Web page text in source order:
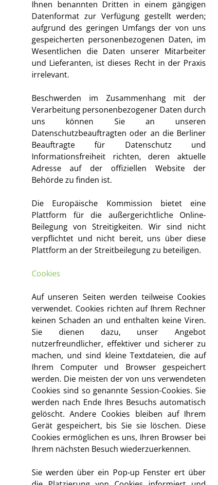
Ihnen benannten Dritten in einem gängigen
Datenformat zur Verfügung gestellt werden;
aufgrund des geringen Umfangs der von uns
gespeicherten personenbezogenen Daten, im
Wesentlichen die Daten unserer Mitarbeiter
und Lieferanten, ist dieses Recht in der Praxis
irrelevant.
Beschwerden im Zusammenhang mit der
Verarbeitung personenbezogener Daten durch
uns können Sie an unseren
Datenschutzbeauftragten oder an die Berliner
Beauftragte für Datenschutz und
Informationsfreiheit richten, deren aktuelle
Adresse auf der offiziellen Website der
Behörde zu finden ist.
Die Europäische Kommission bietet eine
Plattform für die außergerichtliche Online-
Beilegung von Streitigkeiten. Wir sind nicht
verpflichtet und nicht bereit, uns über diese
Plattform an der Streitbeilegung zu beteiligen.
Cookies
Auf unseren Seiten werden teilweise Cookies
verwendet. Cookies richten auf Ihrem Rechner
keinen Schaden an und enthalten keine Viren.
Sie dienen dazu, unser Angebot
nutzerfreundlicher, effektiver und sicherer zu
machen, und sind kleine Textdateien, die auf
Ihrem Computer und Browser gespeichert
werden. Die meisten der von uns verwendeten
Cookies sind so genannte Session-Cookies. Sie
werden nach Ende Ihres Besuchs automatisch
gelöscht. Andere Cookies bleiben auf Ihrem
Gerät gespeichert, bis Sie sie löschen. Diese
Cookies ermöglichen es uns, Ihren Browser bei
Ihrem nächsten Besuch wiederzuerkennen.
Sie werden über ein Pop-up Fenster ert über